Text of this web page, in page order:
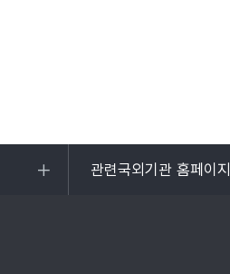
관련국외기관 홈페이지
목록